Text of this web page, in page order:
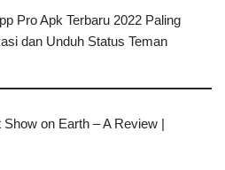
Pro Apk Terbaru 2022 Paling
dan Unduh Status Teman
on Earth – A Review |